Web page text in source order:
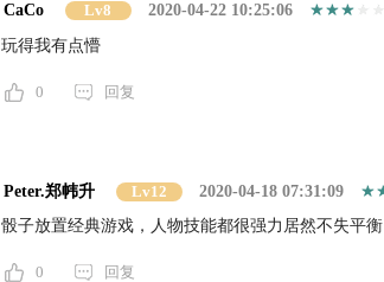
CaCo Lv8
2020-04-22 10:25:06
玩得我有点懵
0 回复
Peter.郑帏升 Lv12
2020-04-18 07:31:09
骰子放置经典游戏，人物技能都很强力居然不失平衡
0 回复